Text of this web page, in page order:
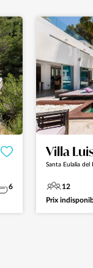
6
Villa
Santa Eulalia del
12
Prix